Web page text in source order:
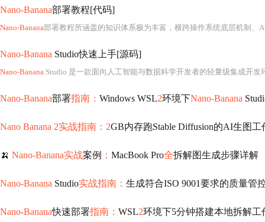
Nano-Banana部署教程[代码]
Nano-Banana部署教程所涵盖的知识体系极为丰富，横跨操作系统底层机制、AI工程化落地、跨平台开发
Nano-Banana Studio快速上手[源码]
Nano-Banana Studio 是一款面向人工智能与数据科学开发者的轻量级集成开发环境（IDE）或代码辅助框架，其设计目标在于降
Nano-Banana部署指南： Windows WSL2环境下Nano-Banana
Nano Banana 2实战指南：2GB内存跑Stable Diffusion的AI生图工
🍌 Nano-Banana实战案例 ： MacBook Pro全拆解图生成步骤详解
Nano-Banana Studio实战指南： 生成符合ISO 9001要求的质量管
Nano-Banana快速部署指南： WSL2环境下5分钟搭建本地拆解工